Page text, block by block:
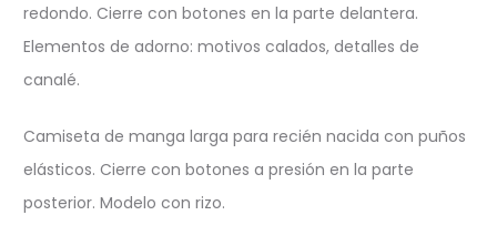
redondo. Cierre con botones en la parte delantera.
Elementos de adorno: motivos calados, detalles de
canalé.
Camiseta de manga larga para recién nacida con puños
elásticos. Cierre con botones a presión en la parte
posterior. Modelo con rizo.